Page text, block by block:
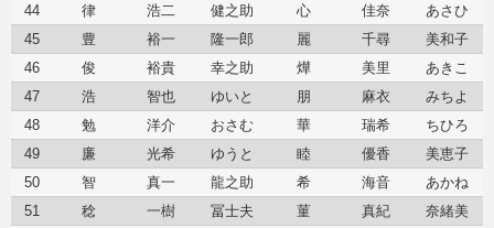
44
律 浩二 健之助 心 佳奈
あさひ
45
豊 裕一 隆一郎 麗 千尋
美和子
46
俊 裕貴 幸之助 燁 美里
あきこ
47
浩 智也 ゆいと 朋 麻衣
みちよ
48
勉 洋介 おさむ 華 瑞希
ちひろ
49
廉 光希 ゆうと 睦 優香
美恵子
50
智 真一 龍之助 希 海音
あかね
51
稔 一樹 冨士夫 菫 真紀
奈緒美